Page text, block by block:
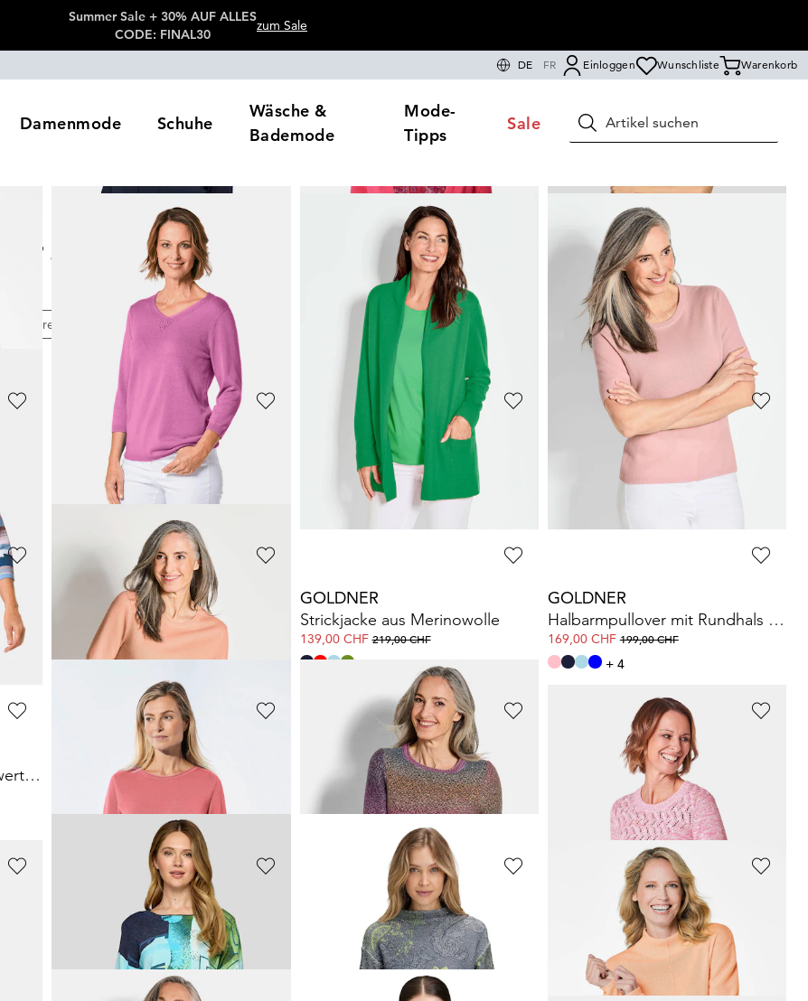
Summer Sale + 30% AUF ALLES
CODE: FINAL30
zum Sale
DE FR Einloggen Wunschliste Warenkorb
Damenmode Schuhe
Wäsche &
Bademode
Mode-
Tipps
Sale Suchen
433
Preis
GOLDNER
Pflegeleichtes Basic-Strickset
139,00 CHF
GOLDNER
Wunderbar leichter Strick-Bolero
55,00 CHF139,00 CHF 89,90 CHF
GOLDNER
69,00 CHF 119,00 CHF
GOLDNER
Strickjacke aus Merinowolle
139,00 CHF219,00 CHF
GOLDNER
Halbarmpullover mit Rundhals aus Kaschmir
169,00 CHF199,00 CHF
+ 4
Weicher Pullover mit hochwertiger Intarsie
45,00 CHF
+ 2
GOLDNER
Strickjacke mit V-Ausschnitt
69,00 CHF169,00 CHF
GOLDNER
119,00 CHF
159,00 CHF 199,00 CHF
+ 4
Strickjacke mit Schurwolle
139,00 CHF
GOLDNER
169,00 CHF259,00 CHF